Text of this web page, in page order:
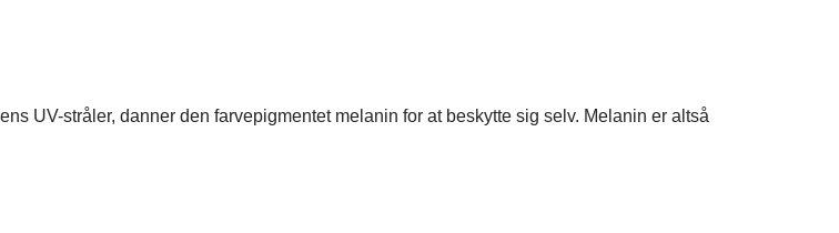
UV-stråler, danner den farvepigmentet melanin for at beskytte sig selv. Melanin er altså